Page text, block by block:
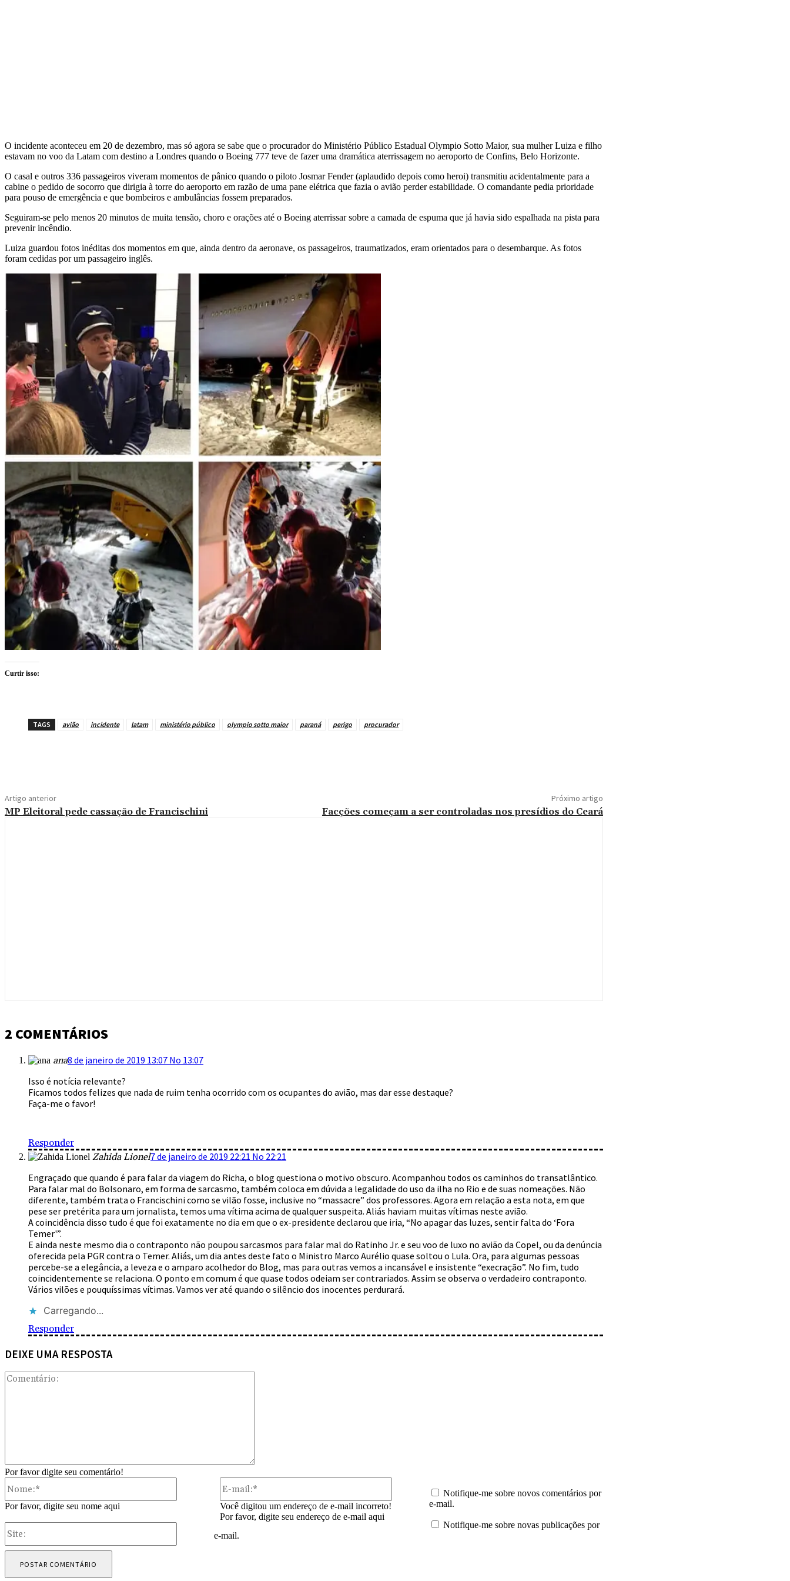
O incidente aconteceu em 20 de dezembro, mas só agora se sabe que o procurador do Ministério Público Estadual Olympio Sotto Maior, sua mulher Luiza e filho
estavam no voo da Latam com destino a Londres quando o Boeing 777 teve de fazer uma dramática aterrissagem no aeroporto de Confins, Belo Horizonte.
O casal e outros 336 passageiros viveram momentos de pânico quando o piloto Josmar Fender (aplaudido depois como heroi) transmitiu acidentalmente para a
cabine o pedido de socorro que dirigia à torre do aeroporto em razão de uma pane elétrica que fazia o avião perder estabilidade. O comandante pedia prioridade
para pouso de emergência e que bombeiros e ambulâncias fossem preparados.
Seguiram-se pelo menos 20 minutos de muita tensão, choro e orações até o Boeing aterrissar sobre a camada de espuma que já havia sido espalhada na pista para
prevenir incêndio.
Luiza guardou fotos inéditas dos momentos em que, ainda dentro da aeronave, os passageiros, traumatizados, eram orientados para o desembarque. As fotos
foram cedidas por um passageiro inglês.
Curtir isso:
TAGS avião incidente latam ministério público olympio sotto maior paraná perigo procurador
Artigo anterior
MP Eleitoral pede cassação de Francischini
Próximo artigo
Facções começam a ser controladas nos presídios do Ceará
2 COMENTÁRIOS
ana8 de janeiro de 2019 13:07 No 13:07
Isso é notícia relevante?
Ficamos todos felizes que nada de ruim tenha ocorrido com os ocupantes do avião, mas dar esse destaque?
Faça-me o favor!
Responder
Zahida Lionel7 de janeiro de 2019 22:21 No 22:21
Engraçado que quando é para falar da viagem do Richa, o blog questiona o motivo obscuro. Acompanhou todos os caminhos do transatlântico.
Para falar mal do Bolsonaro, em forma de sarcasmo, também coloca em dúvida a legalidade do uso da ilha no Rio e de suas nomeações. Não
diferente, também trata o Francischini como se vilão fosse, inclusive no “massacre” dos professores. Agora em relação a esta nota, em que
pese ser pretérita para um jornalista, temos uma vítima acima de qualquer suspeita. Aliás haviam muitas vítimas neste avião.
A coincidência disso tudo é que foi exatamente no dia em que o ex-presidente declarou que iria, “No apagar das luzes, sentir falta do ‘Fora
Temer'”.
E ainda neste mesmo dia o contraponto não poupou sarcasmos para falar mal do Ratinho Jr. e seu voo de luxo no avião da Copel, ou da denúncia
oferecida pela PGR contra o Temer. Aliás, um dia antes deste fato o Ministro Marco Aurélio quase soltou o Lula. Ora, para algumas pessoas
percebe-se a elegância, a leveza e o amparo acolhedor do Blog, mas para outras vemos a incansável e insistente “execração”. No fim, tudo
coincidentemente se relaciona. O ponto em comum é que quase todos odeiam ser contrariados. Assim se observa o verdadeiro contraponto.
Vários vilões e pouquíssimas vítimas. Vamos ver até quando o silêncio dos inocentes perdurará.
Carregando...
Responder
DEIXE UMA RESPOSTA
Por favor digite seu comentário!
Por favor, digite seu nome aqui
Você digitou um endereço de e-mail incorreto!
Por favor, digite seu endereço de e-mail aqui
Notifique-me sobre novos comentários por
e-mail.
Notifique-me sobre novas publicações por
e-mail.